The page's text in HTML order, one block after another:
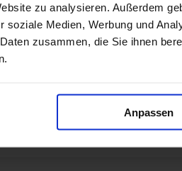
zu analysieren. Außerdem
soziale Medien, Werbung und
zusammen, die Sie ihnen
Anpassen
empfehlen wir Ihnen die
Reiseschutz-Produkte wurden
zuschneiden. Die besonderen
Rücktrittsversicherung und
der Nachreisekosten zum
bei schwerer Seekrankheit gehören.
Rundumschutzfür eine
Notfall-Versicherung inklusive
Versicherung und Reise-